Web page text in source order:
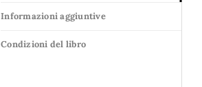
Informazioni aggiuntive
Condizioni del libro